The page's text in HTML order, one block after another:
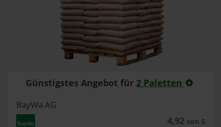
Günstigstes Angebot für 2 Paletten
BayWa AG
4,92von 5